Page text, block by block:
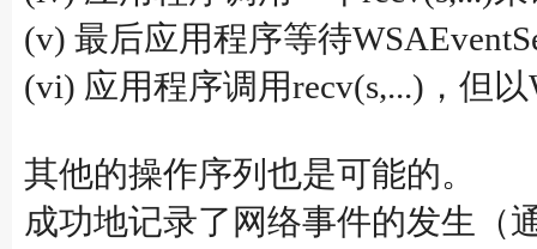
(v) 最后应用程序等待
(vi) 应用程序调用recv(s,...)，但
其他的操作序列也是可能的。
成功地记录了网络事件的发生（